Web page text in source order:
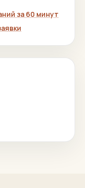
за 60 минут